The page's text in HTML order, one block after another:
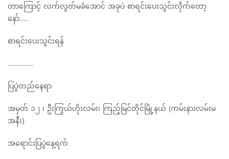
တာကြောင့် လက်လွတ်မခံအောင် အခုပဲ စာရင်းပေးသွင်းလိုက်တော့
နော်......
စာရင်းပေးသွင်းရန်
.................
ပြပွဲတည်နေရာ
အမှတ် ၁၂ ၊ ဦးကြွယ်ဟိုးလမ်း၊ ကြည့်မြင်တိုင်မြို့နယ် (ကမ်းနားလမ်းမ
အနီး)
အရောင်းပြပွဲနေ့ရက်